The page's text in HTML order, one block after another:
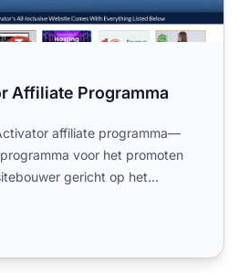
Affiliate Programma
affiliate programma—
voor het promoten
gericht op het